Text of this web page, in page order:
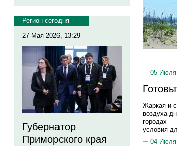
Регион сегодня
27 Мая 2026, 13:29
Губернатор
Приморского края
05 Июля
Жаркая и
воздуха
городах —
условия
04 Июля